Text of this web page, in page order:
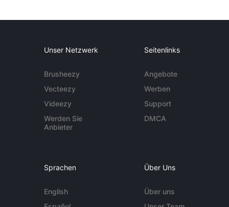
Unser Netzwerk
Brusheezy
Vecteezy
Videezy
Werden Sie
Anbieter
Seitenlinks
Angebote
Werben
Support
DMCA
Sprachen
English
Über Uns
Über uns